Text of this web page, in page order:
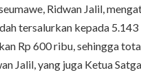
Ridwan Jalil,
tersalurkan kepada
Rp 600 ribu, sehingga
Jalil, yang juga Ketua